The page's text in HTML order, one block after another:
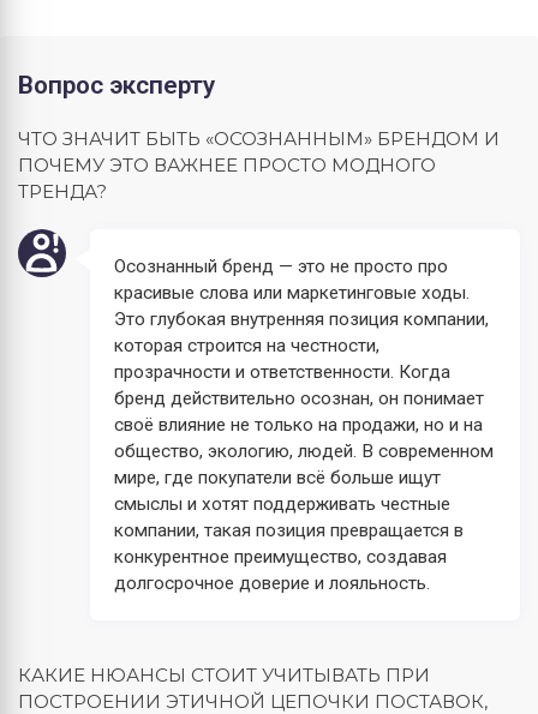
Вопрос эксперту
ЧТО ЗНАЧИТ БЫТЬ «ОСОЗНАННЫМ» БРЕНДОМ И
ПОЧЕМУ ЭТО ВАЖНЕЕ ПРОСТО МОДНОГО
ТРЕНДА?
Осознанный бренд — это не просто про
красивые слова или маркетинговые ходы.
Это глубокая внутренняя позиция компании,
которая строится на честности,
прозрачности и ответственности. Когда
бренд действительно осознан, он понимает
своё влияние не только на продажи, но и на
общество, экологию, людей. В современном
мире, где покупатели всё больше ищут
смыслы и хотят поддерживать честные
компании, такая позиция превращается в
конкурентное преимущество, создавая
долгосрочное доверие и лояльность.
КАКИЕ НЮАНСЫ СТОИТ УЧИТЫВАТЬ ПРИ
ПОСТРОЕНИИ ЭТИЧНОЙ ЦЕПОЧКИ ПОСТАВОК,